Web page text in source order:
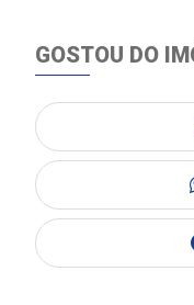
GOSTOU DO